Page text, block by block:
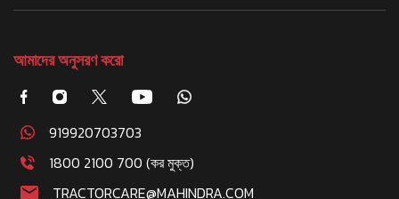
আমাদের অনুসরণ করো
919920703703
1800 2100 700 (কর মুক্ত)
TRACTORCARE@MAHINDRA.COM